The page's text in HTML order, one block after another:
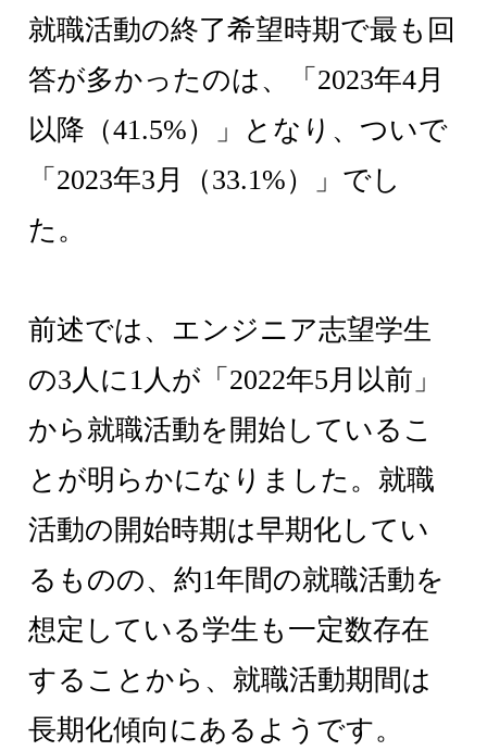
就職活動の終了希望時期で最も回
答が多かったのは、「2023年4月
以降（41.5%）」となり、ついで
「2023年3月（33.1%）」でし
た。
前述では、エンジニア志望学生
の3人に1人が「2022年5月以前」
から就職活動を開始しているこ
とが明らかになりました。就職
活動の開始時期は早期化してい
るものの、約1年間の就職活動を
想定している学生も一定数存在
することから、就職活動期間は
長期化傾向にあるようです。